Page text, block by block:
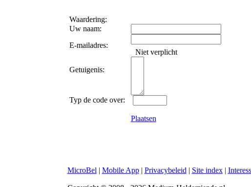
Waardering:
Uw naam:
E-mailadres:
Niet verplicht
Getuigenis:
Typ de code over:
Plaatsen
MicroBel | Mobile App| Privacybeleid | Site index|